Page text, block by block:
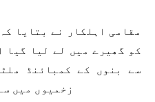
مقامی اہلکار نے بتایا
کو گھیرے میں لے لیا گیا
سے بنوں کے کمبائنڈ
زخمیوں میں